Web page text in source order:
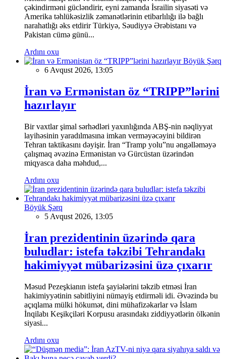
çəkindirməni gücləndirir, eyni zamanda İsrailin siyasəti və
Amerika təhlükəsizlik zəmanətlərinin etibarlılığı ilə bağlı
narahatlığı əks etdirir Türkiyə, Səudiyyə Ərəbistanı və
Pakistan cümə günü...
Ardını oxu
Böyük Şərq
6 Avqust 2026, 13:05
İran və Ermənistan öz “TRIPP”lərini
hazırlayır
Bir vaxtlar şimal sərhədləri yaxınlığında ABŞ-nin nəqliyyat
layihəsinin yaradılmasına imkan verməyəcəyini bildirən
Tehran taktikasını dəyişir. İran “Tramp yolu”nu əngəlləməyə
çalışmaq əvəzinə Ermənistan və Gürcüstan üzərindən
miqyasca daha məhdud,...
Ardını oxu
Böyük Şərq
5 Avqust 2026, 13:05
İran prezidentinin üzərində qara
buludlar: istefa təkzibi Tehrandakı
hakimiyyət mübarizəsini üzə çıxarır
Məsud Pezeşkianın istefa şayiələrini təkzib etməsi İran
hakimiyyətinin sabitliyini nümayiş etdirməli idi. Əvəzində bu
açıqlama mülki hökumət, dini mühafizəkarlar və İslam
İnqilabı Keşikçiləri Korpusu arasındakı ziddiyyətlərin ölkənin
siyasi...
Ardını oxu